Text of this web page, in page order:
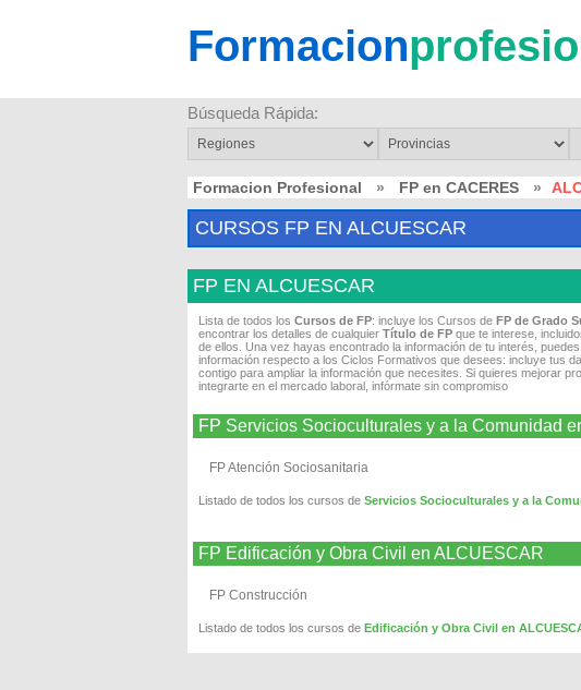
Formacion
Búsqueda Rápida:
Formacion Profesional » FP en CACERES »
CURSOS FP EN ALCUESCAR
FP EN ALCUESCAR
Lista de todos los Cursos de FP: incluye los Cursos de FP de Grado
encontrar los detalles de cualquier Título de FP que te interese,
de ellos. Una vez hayas encontrado la información de tu interés, puedes
información respecto a los Ciclos Formativos que desees: incluye tus
contigo para ampliar la información que necesites. Si quieres mejorar
integrarte en el mercado laboral, infórmate sin compromiso
FP Servicios Socioculturales y a la Comunidad
FP Atención Sociosanitaria
Listado de todos los cursos de Servicios Socioculturales y a la
FP Edificación y Obra Civil en ALCUESCAR
FP Construcción
Listado de todos los cursos de Edificación y Obra Civil en